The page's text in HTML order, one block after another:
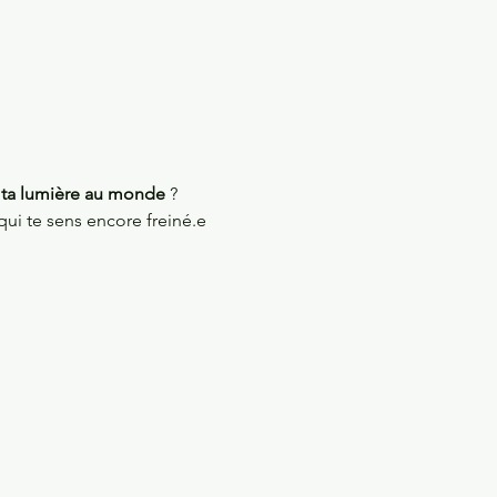
lumière au monde ?
te sens encore freiné.e